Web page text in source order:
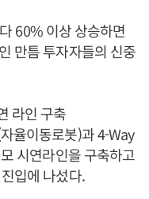
60% 이상 상승하면
만틈 투자자들의 신중
라인 구축
율이동로봇)과 4-Way
시연라인을 구축하고
입에 나섰다.